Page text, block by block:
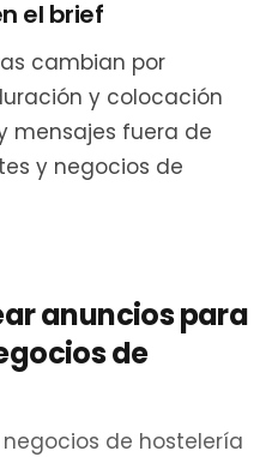
el brief
cambian por
y colocación
mensajes fuera de
y negocios de
anuncios para
de
de hostelería